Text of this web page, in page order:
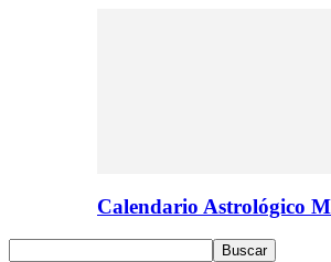
Calendario Astrológico